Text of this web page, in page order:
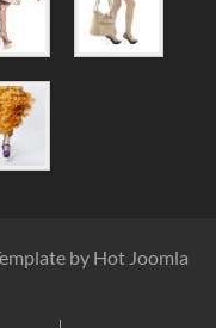
by Hot Joomla